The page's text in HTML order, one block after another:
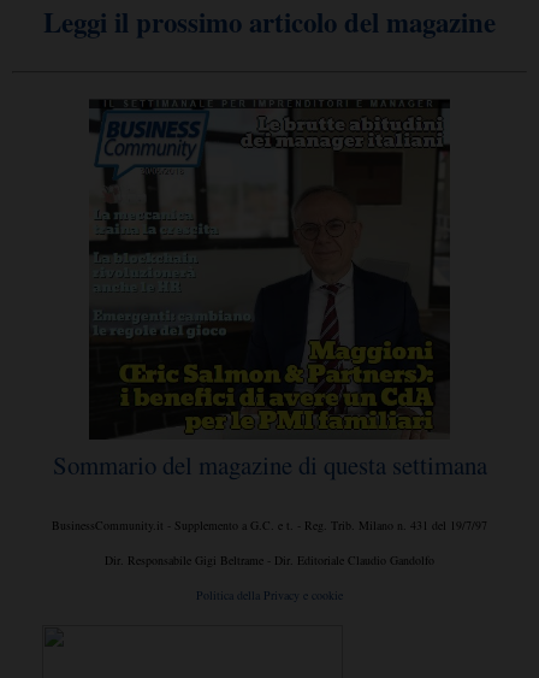
Leggi il prossimo articolo del magazine
Sommario del magazine di questa settimana
BusinessCommunity.it - Supplemento a G.C. e t. - Reg. Trib. Milano n. 431 del 19/7/97
Dir. Responsabile Gigi Beltrame - Dir. Editoriale Claudio Gandolfo
Politica della Privacy e cookie